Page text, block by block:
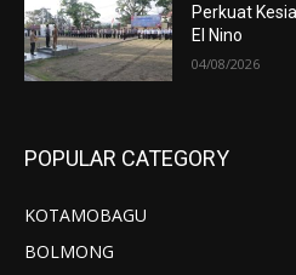
Perkuat
El Nino
04/08/2026
POPULAR CATEGORY
KOTAMOBAGU
BOLMONG